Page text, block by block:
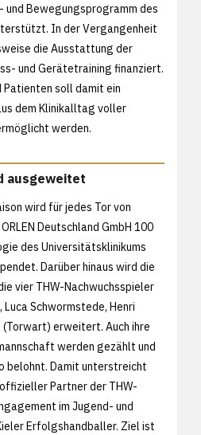
Bewegungsprogramm des
In der Vergangenheit
die Ausstattung der
und Gerätetraining finanziert.
Patienten soll damit ein
dem Klinikalltag voller
werden.
ausgeweitet
wird für jedes Tor von
Deutschland GmbH 100
des Universitätsklinikums
Darüber hinaus wird die
vier THW-Nachwuchsspieler
Luca Schwormstede, Henri
(Torwart) erweitert. Auch ihre
werden gezählt und
belohnt. Damit unterstreicht
Partner der THW-
im Jugend- und
Erfolgshandballer. Ziel ist